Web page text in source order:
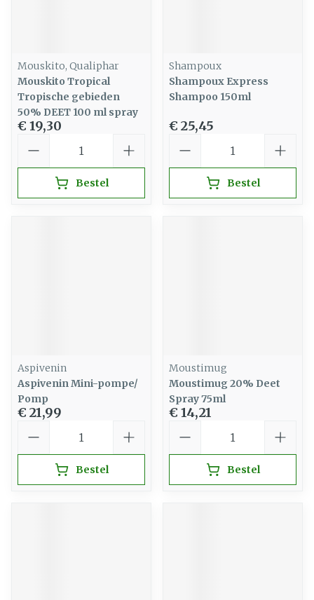
Mouskito, Qualiphar
Mouskito Tropical
Tropische gebieden
50% DEET 100 ml spray
€ 19,30
Bestel
Shampoux
Shampoux Express
Shampoo 150ml
€ 25,45
Bestel
Aspivenin
Aspivenin Mini-pompe/
Pomp
€ 21,99
Bestel
Moustimug
Moustimug 20% Deet
Spray 75ml
€ 14,21
Bestel